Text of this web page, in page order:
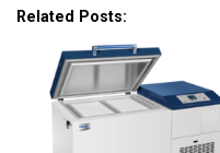
Related Posts: